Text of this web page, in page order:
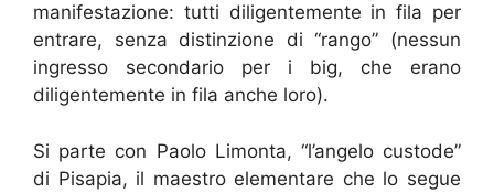
manifestazione: tutti diligentemente in fila per
entrare, senza distinzione di “rango” (nessun
ingresso secondario per i big, che erano
diligentemente in fila anche loro).
Si parte con Paolo Limonta, “l’angelo custode”
di Pisapia, il maestro elementare che lo segue